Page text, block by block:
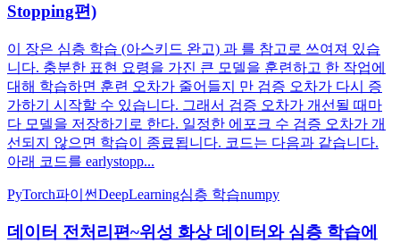
Stopping편)
이 장은 심층 학습 (아스키드 완고) 과 를 참고로 쓰여져 있습
니다. 충분한 표현 요령을 가진 큰 모델을 훈련하고 한 작업에
대해 학습하면 훈련 오차가 줄어들지 만 검증 오차가 다시 증
가하기 시작할 수 있습니다. 그래서 검증 오차가 개선될 때마
다 모델을 저장하기로 한다. 일정한 에포크 수 검증 오차가 개
선되지 않으면 학습이 종료됩니다. 코드는 다음과 같습니다.
아래 코드를 earlystopp...
PyTorch파이썬DeepLearning심층 학습numpy
데이터 전처리편~위성 화상 데이터와 심층 학습에